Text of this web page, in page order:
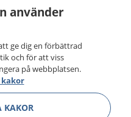
och information om
du kan kontakta.
och göra dina
1177 för
bättre.
använder
ge dig en förbättrad
och för att viss
på webbplatsen.
kakor
KAKOR